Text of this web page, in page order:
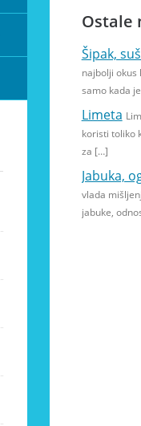
Ostale
Šipak,
najbolji okus
samo kada
Limeta
koristi toliko
za […]
Jabuka,
vlada
jabuke,